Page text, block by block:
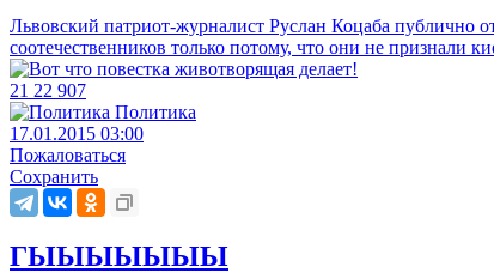
Львовский патриот-журналист Руслан Коцаба публично
соотечественников только потому, что они не признали
21 22 907
Политика
17.01.2015 03:00
Пожаловаться
Сохранить
ГЫЫЫЫЫЫЫ